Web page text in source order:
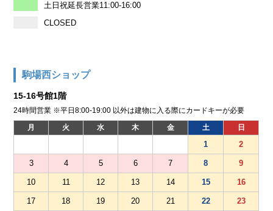
土日祝延長営業11:00-16:00
CLOSED
駒場西ショップ
15-16号館1階
24時間営業 ※平日8:00-19:00 以外は建物に入る際にカードキーが必要
月 火 水 木 金 土 日
1 2
3 4 5 6 7 8 9
10 11 12 13 14 15 16
17 18 19 20 21 22 23